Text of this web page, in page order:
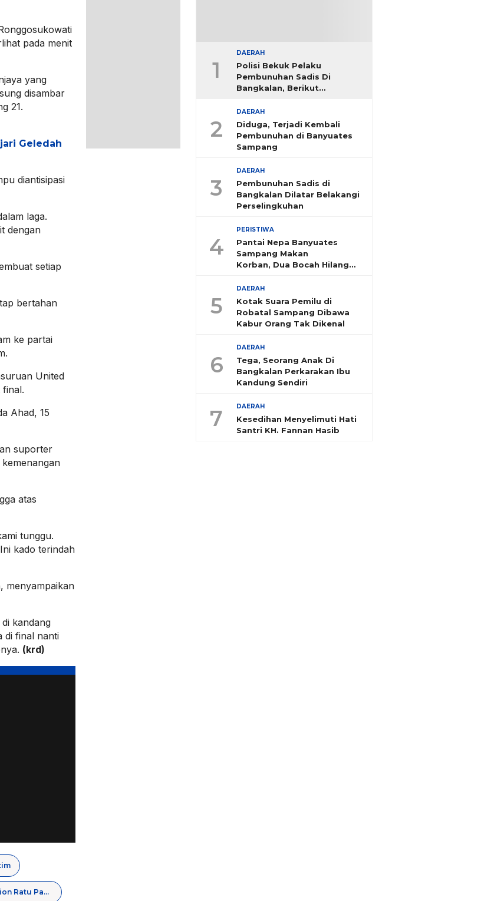
pada menit
yang
disambar
21.
Geledah
diantisipasi
laga.
dengan
setiap
bertahan
ke partai
United
final.
Ahad, 15
suporter
atas
tunggu.
kado terindah
menyampaikan
kandang
di final nanti
(krd)
Stadion Ratu Pamelingan
1
DAERAH
Polisi Bekuk Pelaku
Pembunuhan Sadis Di
Bangkalan, Berikut
2
DAERAH
Diduga, Terjadi Kembali
Pembunuhan di Banyuates
Sampang
3
DAERAH
Pembunuhan Sadis di
Bangkalan Dilatar Belakangi
Perselingkuhan
4
PERISTIWA
Pantai Nepa Banyuates
Sampang Makan
Korban, Dua Bocah Hilang
5
DAERAH
Kotak Suara Pemilu di
Robatal Sampang Dibawa
Kabur Orang Tak Dikenal
6
DAERAH
Tega, Seorang Anak Di
Bangkalan Perkarakan Ibu
Kandung Sendiri
7 DAERAH
Kesedihan Menyelimuti Hati
Santri KH. Fannan Hasib